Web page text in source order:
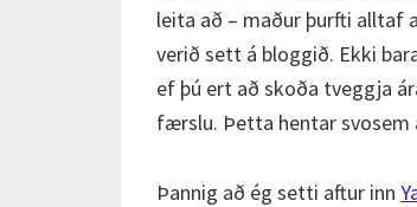
leita að – maður þurfti alltaf
verið sett á bloggið. Ekki
ef þú ert að skoða tveggja
færslu. Þetta hentar
Þannig að ég setti aftur inn